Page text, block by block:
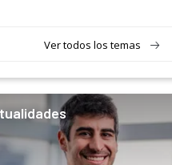
Ver todos los temas